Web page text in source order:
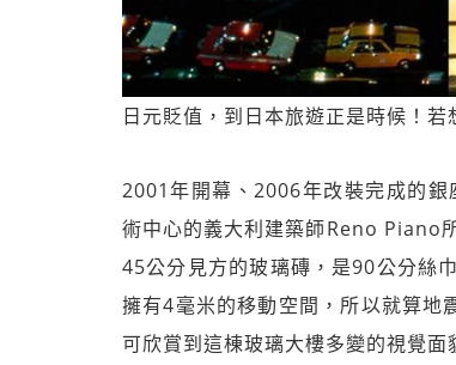
日元貶值，到日本旅遊正是時候！
2001年開幕、2006年改裝完成的
術中心的義大利建築師Reno Piano
45公分見方的玻璃磚，是90公分絲
擁有4毫米的移動空間，所以就算地
可欣賞到這棟玻璃大樓多變的視覺面